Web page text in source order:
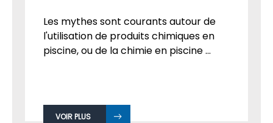
Les mythes sont courants autour de
l'utilisation de produits chimiques en
piscine, ou de la chimie en piscine ...
VOIR PLUS